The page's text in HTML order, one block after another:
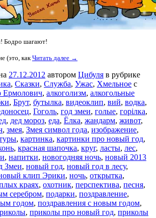
Бодро шагают!
(это, какЧитать далее →
27.12.2012 автором Цибуля в рубрике
, Сказки, Служба, Ужас, Хмельное с
Ермолович, алкоголизм, алкогольные
, Брут, бутылка, видеоклип, вий, водка,
, Гоголь, год змеи, голые, горілка,
, дед мороз, еда, Ёлка, жандарм, живот,
, змея, Змея символ года, изображение,
, картинка, картинки про новый год,
, красная шапочка, круг, ласты, лес,
, напитки, новогодняя ночь, новый 2013
Змеи, новый год, новый год в лесу,
клип Эрики, ночь, открытка,
краях, охотник, перспектива, песня,
серебром, подарки, поздравление,
годом, поздравления с новым годом,
, приколы про новый год, приколы